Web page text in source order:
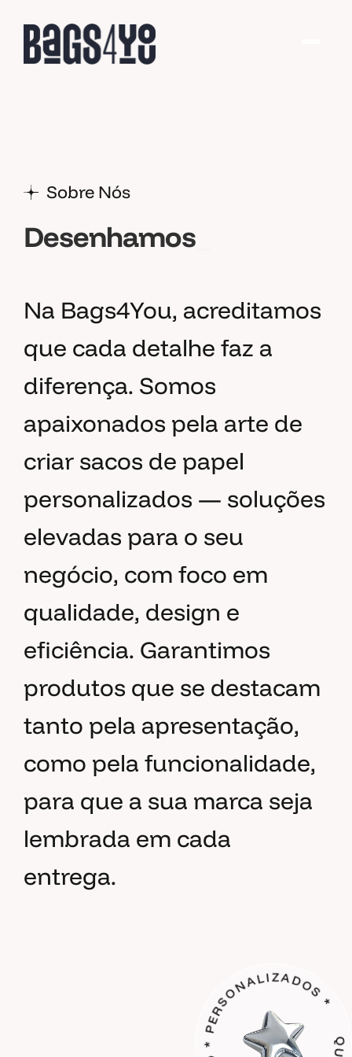
Sobre Nós
Fabricamos
Desenhamos
Na Bags4You, acreditamos
que cada detalhe faz a
diferença. Somos
apaixonados pela arte de
criar sacos de papel
personalizados — soluções
elevadas para o seu
negócio, com foco em
qualidade, design e
eficiência. Garantimos
produtos que se destacam
tanto pela apresentação,
como pela funcionalidade,
para que a sua marca seja
lembrada em cada
entrega.
PERSONALIZADOS
*